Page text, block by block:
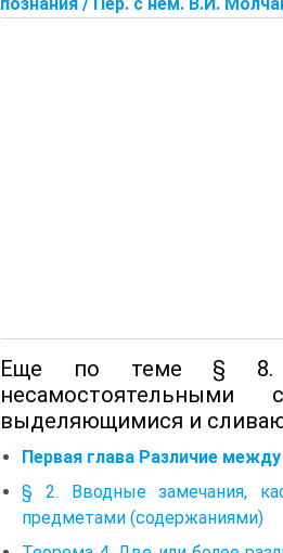
Еще по теме § 8.
выделяющимися и
Первая глава Различие
§ 2. Вводные замечания,
предметами (содержаниями)